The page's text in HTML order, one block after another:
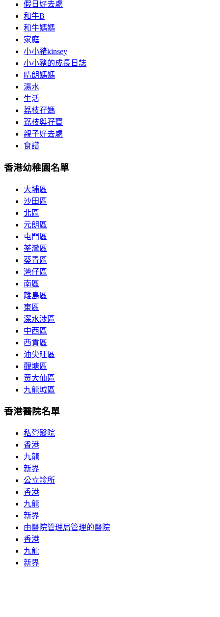
假日好去處
和牛B
和牛媽媽
家庭
小小豬kinsey
小小豬的成長日誌
晴朗媽媽
湯水
生活
荔枝孖媽
荔枝與孖寶
親子好去處
食譜
香港幼稚園名單
大埔區
沙田區
北區
元朗區
屯門區
荃灣區
葵青區
灣仔區
南區
離島區
東區
深水涉區
中西區
西貢區
油尖旺區
觀塘區
黃大仙區
九龍城區
香港醫院名單
私營醫院
香港
九龍
新界
公立診所
香港
九龍
新界
由醫院管理局管理的醫院
香港
九龍
新界